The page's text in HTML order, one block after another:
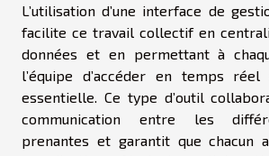
L’utilisation d’une interface de
facilite ce travail collectif en
données et en permettant à
l’équipe d’accéder en temps réel
essentielle. Ce type d’outil
communication entre les
prenantes et garantit que chacun